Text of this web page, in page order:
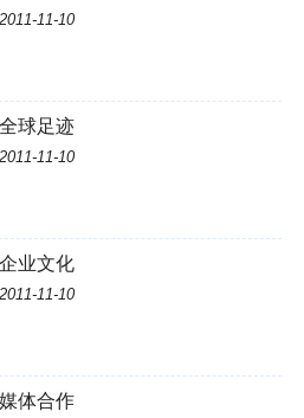
2011-11-10
全球足迹
2011-11-10
企业文化
2011-11-10
媒体合作